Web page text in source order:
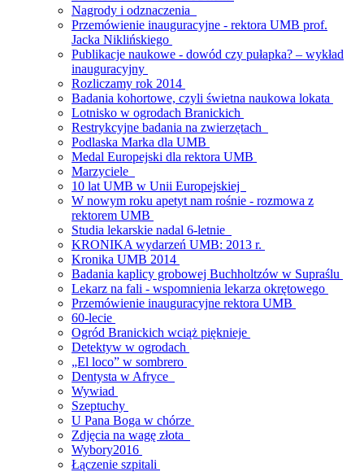
Nagrody i odznaczenia
Przemówienie inauguracyjne - rektora UMB prof.
Jacka Niklińskiego
Publikacje naukowe - dowód czy pułapka? – wykład
inauguracyjny
Rozliczamy rok 2014
Badania kohortowe, czyli świetna naukowa lokata
Lotnisko w ogrodach Branickich
Restrykcyjne badania na zwierzętach
Podlaska Marka dla UMB
Medal Europejski dla rektora UMB
Marzyciele
10 lat UMB w Unii Europejskiej
W nowym roku apetyt nam rośnie - rozmowa z
rektorem UMB
Studia lekarskie nadal 6-letnie
KRONIKA wydarzeń UMB: 2013 r.
Kronika UMB 2014
Badania kaplicy grobowej Buchholtzów w Supraślu
Lekarz na fali - wspomnienia lekarza okrętowego
Przemówienie inauguracyjne rektora UMB
60-lecie
Ogród Branickich wciąż pięknieje
Detektyw w ogrodach
„El loco” w sombrero
Dentysta w Afryce
Wywiad
Szeptuchy
U Pana Boga w chórze
Zdjęcia na wagę złota
Wybory2016
Łączenie szpitali